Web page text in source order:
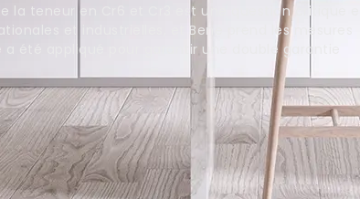
teneur en Cr6 et Cr3 est une question critique en
et industrielles, et Bene prend les mesures
été appliqué pour garantir une double garantie